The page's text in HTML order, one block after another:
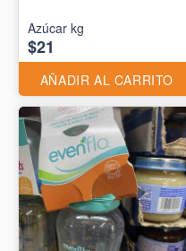
Azúcar kg
$21
AÑADIR AL CARRITO